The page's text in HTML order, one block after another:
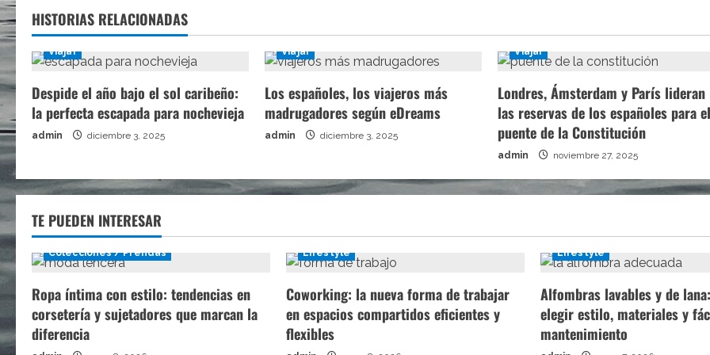
HISTORIAS RELACIONADAS
Viajar
Despide el año bajo el sol caribeño:
la perfecta escapada para nochevieja
admin diciembre 3, 2025
Viajar
Los españoles, los viajeros más
madrugadores según eDreams
admin diciembre 3, 2025
Viajar
Londres, Ámsterdam y París lideran
las reservas de los españoles para
puente de la Constitución
admin noviembre 27, 2025
TE PUEDEN INTERESAR
Colecciones / Prendas
Ropa íntima con estilo: tendencias en
corsetería y sujetadores que marcan la
diferencia
Lifestyle
Coworking: la nueva forma de trabajar
en espacios compartidos eficientes y
flexibles
Lifestyle
Alfombras lavables y de
elegir estilo, materiales y
mantenimiento